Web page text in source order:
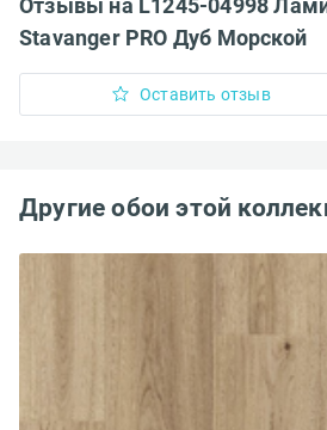
Отзывы на L1245-04998
Stavanger PRO Дуб Морской
Оставить отзыв
Другие обои этой